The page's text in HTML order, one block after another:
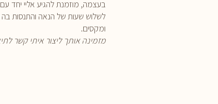
בעצמה, מוזמנת להגיע אליי יחד
לשלוש שעות של הנאה והתנסות
ומקסים.
מזמינה אותך ליצור איתי קשר